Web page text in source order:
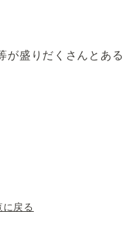
が盛りだくさんとある
戻る